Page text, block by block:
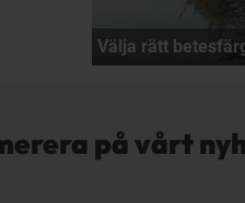
Välja rätt
på vårt